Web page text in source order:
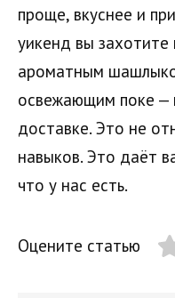
проще, вкуснее и
уикенд вы захотите
ароматным
освежающим поке —
доставке. Это не
навыков. Это даёт
что у нас есть.
Оцените статью